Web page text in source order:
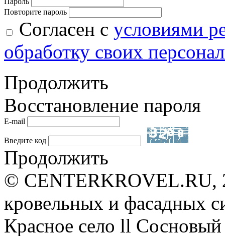
Повторите пароль
Согласен с условиями
обработку своих
Продолжить
Восстановление пароля
E-mail
Введите код
Продолжить
© CENTERKROVEL.RU,
кровельных и фасадных
Красное село ll